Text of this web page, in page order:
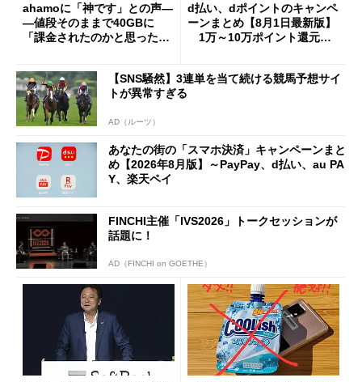
ahamoに「神です」との声―
―値段そのままで40GBに
「課金されたのかと思った」
d払い、dポイントのキャンペ
ーンまとめ【8月1日最新版】
1万～10万ポイント還元の
【SNS騒然】3連単を当て続ける競馬予想サイ
トが異常すぎる
AD（ルーツ）
あなたの街の「スマホ決済」キャンペーンまと
め【2026年8月版】～PayPay、d払い、au PA
Y、楽天ペイ
FINCHI主催「IVS2026」トークセッションが
話題に！
AD（FINCHI on GOETHE）